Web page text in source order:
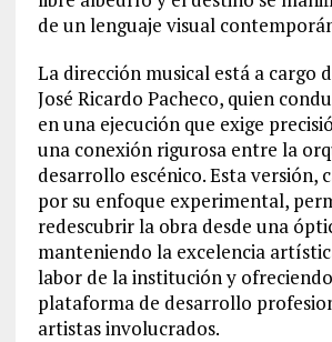
de un lenguaje visual
La dirección musical está a cargo
José Ricardo Pacheco, quien
en una ejecución que exige
una conexión rigurosa entre la
desarrollo escénico. Esta versión,
por su enfoque experimental,
redescubrir la obradesde una
manteniendo la excelencia
labor de la institución y
plataforma de desarrollo
artistas involucrados.